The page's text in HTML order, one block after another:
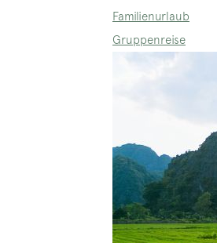
Familienurlaub
Gruppenreise